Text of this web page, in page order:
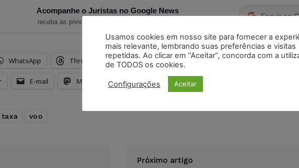
Acompanhe o Juristas no Google News
receba as principais notícias jurídicas do Brasil
Seguir no
WhatsApp Threads Facebook Telegram Pinterest
E-mail Mastodon LinkedIn
taxa voo
Próximo artigo
Usamos cookies em nosso site para fornecer a
mais relevante, lembrando suas preferências e visitas
repetidas. Ao clicar em “Aceitar”, concorda com a
de TODOS os cookies.
Configurações Aceitar